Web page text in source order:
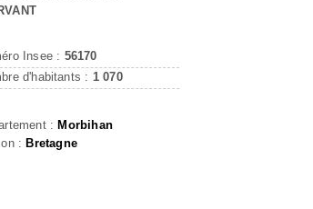
Insee : 56170
d'habitants : 1 070
: Morbihan
: Bretagne